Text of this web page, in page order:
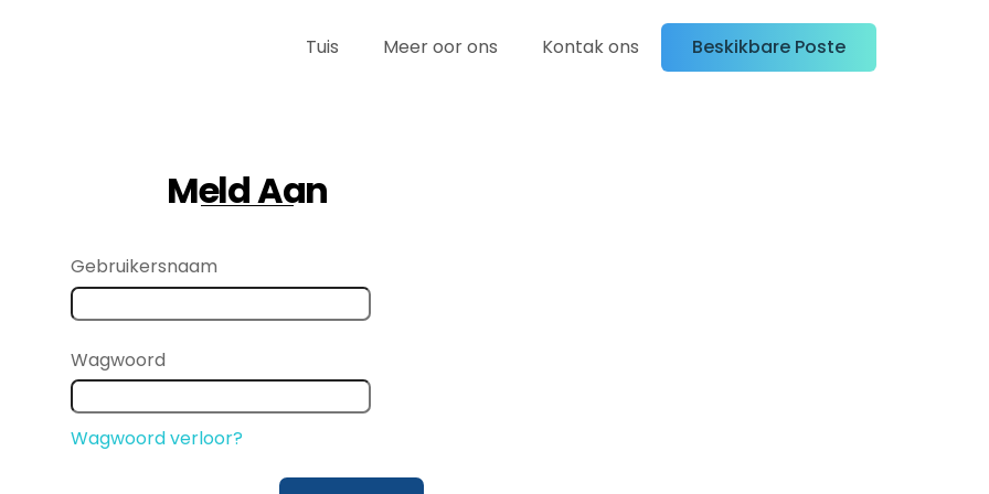
Tuis Meer oor ons Kontak ons Beskikbare Poste
Meld Aan
Gebruikersnaam
Wagwoord
Wagwoord verloor?